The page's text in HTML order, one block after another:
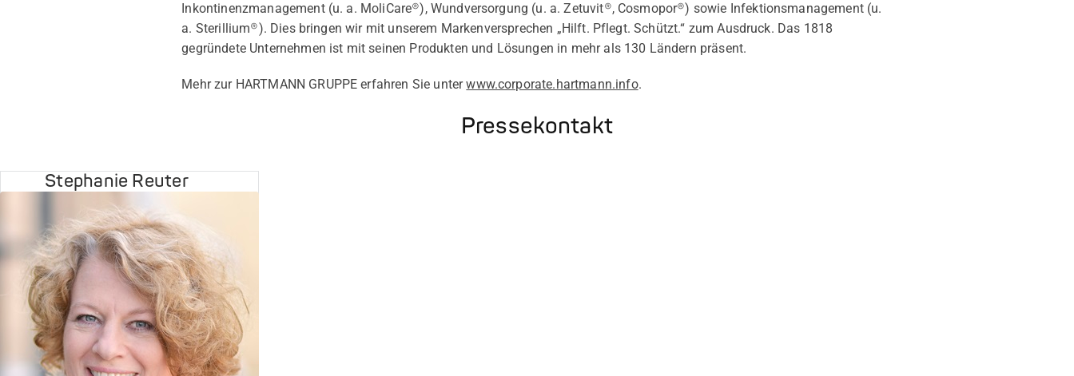
Inkontinenzmanagement (u. a. MoliCare®), Wundversorgung (u. a. Zetuvit®, Cosmopor®) sowie Infektionsmanagement (u.
a. Sterillium®). Dies bringen wir mit unserem Markenversprechen „Hilft. Pflegt. Schützt.“ zum Ausdruck. Das 1818
gegründete Unternehmen ist mit seinen Produkten und Lösungen in mehr als 130 Ländern präsent.
Mehr zur HARTMANN GRUPPE erfahren Sie unterwww.corporate.hartmann.info.
Pressekontakt
Stephanie Reuter